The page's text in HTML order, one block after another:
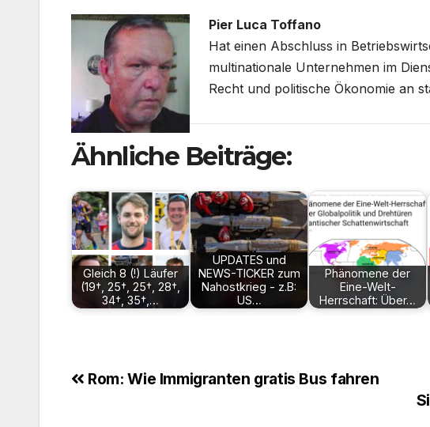
Pier Luca Toffano
Hat einen Abschluss in
multinationale Unternehmen im
Recht und politische Ökonomie an
Ähnliche Beiträge:
Gleich 8 (!) Läufer
(19†, 25†, 25†, 28†,
34†, 35†,…
UPDATES und
NEWS-TICKER zum
Nahostkrieg - z.B:
US…
Phänomene der
Eine-Welt-
Herrschaft: Über…
Beitragsnavigation
Rom: Wie Immigranten gratis Bus fahren